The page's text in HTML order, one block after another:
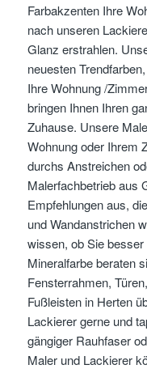
Farbakzenten Ihre
nach unseren
Glanz erstrahlen.
neuesten
Ihre Wohnung /
bringen Ihnen Ihren
Zuhause. Unsere
Wohnung oder Ihrem
durchs Anstreichen
Malerfachbetrieb aus
Empfehlungen aus,
und Wandanstrichen
wissen, ob Sie
Mineralfarbe beraten
Fensterrahmen,
Fußleisten in Herten
Lackierer gerne und
gängiger Rauhfaser
Maler und Lackierer